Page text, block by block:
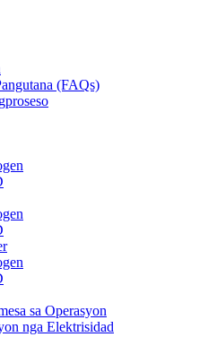
(FAQs)
sa Operasyon
nga Elektrisidad